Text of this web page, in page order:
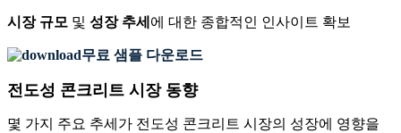
시장 규모 및 성장 추세 에 대한 종합적인 인사이트 확보
무료 샘플 다운로드
전도성 콘크리트 시장 동향
몇 가지 주요 추세가 전도성 콘크리트 시장의 성장에 영향을